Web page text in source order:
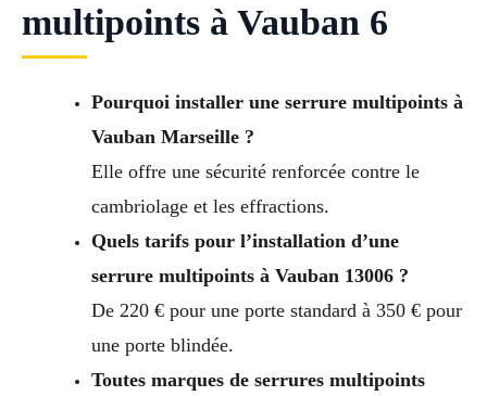
multipoints à Vauban 6
Pourquoi installer une serrure multipoints à
Vauban Marseille ?
Elle offre une sécurité renforcée contre le
cambriolage et les effractions.
Quels tarifs pour l’installation d’une
serrure multipoints à Vauban 13006 ?
De 220 € pour une porte standard à 350 € pour
une porte blindée.
Toutes marques de serrures multipoints